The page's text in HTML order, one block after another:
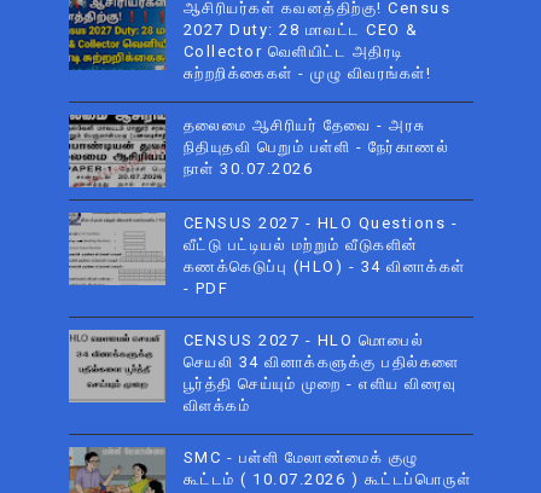
ஆசிரியர்கள் கவனத்திற்கு! Census
2027 Duty: 28 மாவட்ட CEO &
Collector வெளியிட்ட அதிரடி
சுற்றறிக்கைகள் - முழு விவரங்கள்!
தலைமை ஆசிரியர் தேவை - அரசு
நிதியுதவி பெறும் பள்ளி - நேர்காணல்
நாள் 30.07.2026
CENSUS 2027 - HLO Questions -
வீட்டு பட்டியல் மற்றும் வீடுகளின்
கணக்கெடுப்பு (HLO) - 34 வினாக்கள்
- PDF
CENSUS 2027 - HLO மொபைல்
செயலி 34 வினாக்களுக்கு பதில்களை
பூர்த்தி செய்யும் முறை - எளிய விரைவு
விளக்கம்
SMC - பள்ளி மேலாண்மைக் குழு
கூட்டம் ( 10.07.2026 ) கூட்டப்பொருள்